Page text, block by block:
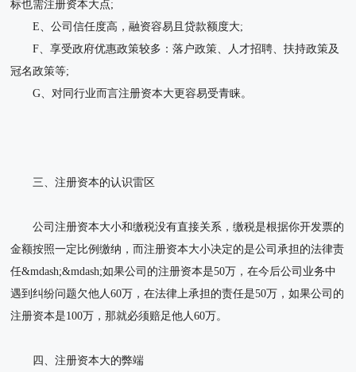
标也需注册资本大点;
E、公司信任度高，融资容易且贷款额度大;
F、享受政府优惠政策较多：落户政策、人才招聘、扶持政策及
冠名政策等;
G、对同行业而言注册资本大更容易受青睐。
三、注册资本的认识雷区
公司注册资本大小和缴税没有直接关系，缴税是根据你开发票的
金额按照一定比例缴纳，而注册资本大小决定的是公司承担的法律责
任&mdash;&mdash;如果公司的注册资本是50万，在今后公司业务中
遇到纠纷问题欠他人60万，在法律上承担的责任是50万，如果公司的
注册资本是100万，那就必须赔足他人60万。
四、注册资本大的弊端